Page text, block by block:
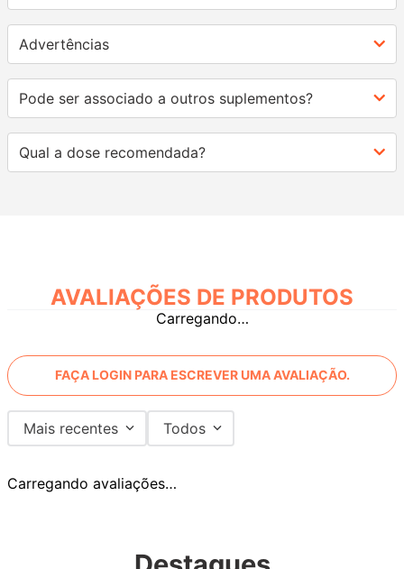
Advertências
Pode ser associado a outros suplementos?
Qual a dose recomendada?
AVALIAÇÕES
Carregando…
FAÇA LOGIN PARA ESCREVER UMA AVALIAÇÃO.
Mais recentes Todos
Carregando avaliações…